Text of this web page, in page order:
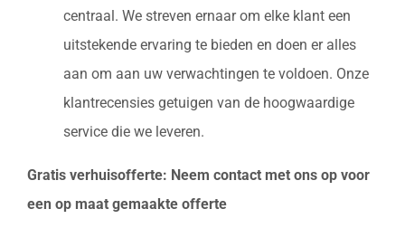
centraal. We streven ernaar om elke klant een
uitstekende ervaring te bieden en doen er alles
aan om aan uw verwachtingen te voldoen. Onze
klantrecensies getuigen van de hoogwaardige
service die we leveren.
Gratis verhuisofferte: Neem contact met ons op voor
een op maat gemaakte offerte